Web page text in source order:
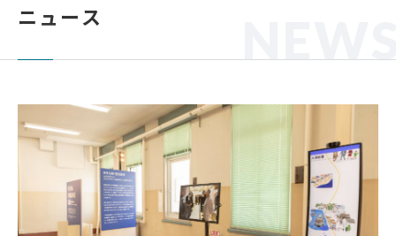
ニュース